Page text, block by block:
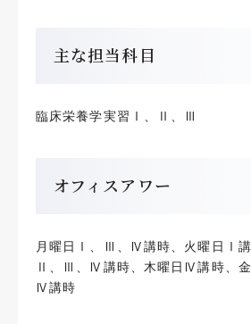
主な担当科目
臨床栄養学実習Ⅰ、Ⅱ、Ⅲ
オフィスアワー
月曜日Ⅰ、Ⅲ、Ⅳ講時、火曜日Ⅰ講
Ⅱ、Ⅲ、Ⅳ講時、木曜日Ⅳ講時、
Ⅳ講時